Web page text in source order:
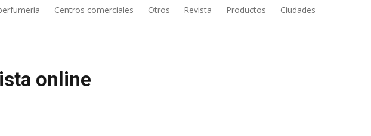
Centros comerciales Otros Revista Productos Ciudades
online